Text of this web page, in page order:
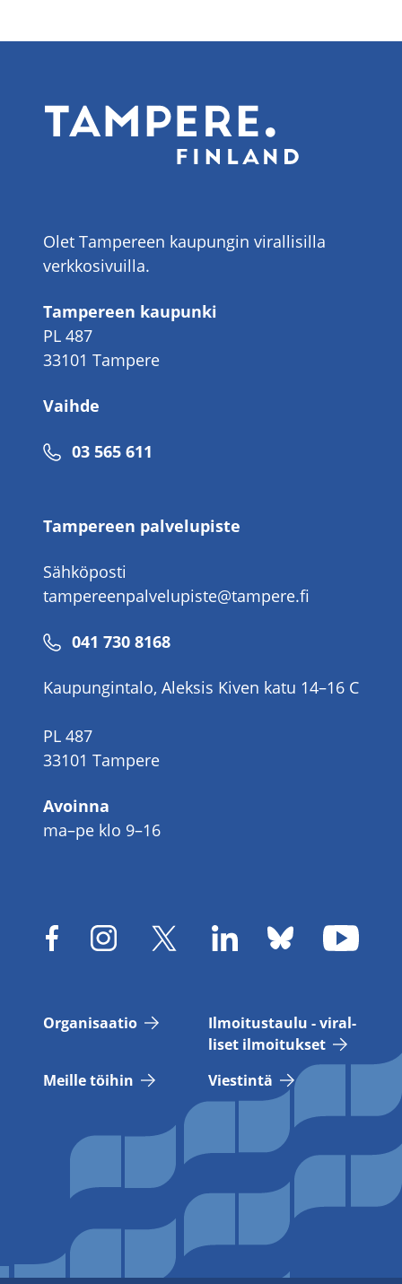
Olet Tampereen kaupungin virallisilla
verkkosivuilla.
Tampereen kaupunki
PL 487
33101 Tampere
Vaihde
Puhelinnumero
03 565 611
Tampereen palvelupiste
Sähköposti
tampereenpalvelupiste@tampere.fi
Puhelinnumero
041 730 8168
Kaupungintalo, Aleksis Kiven katu 14–16 C
PL 487
33101 Tampere
Avoinna
ma–pe klo 9–16
Or­ga­ni­saa­tio
Il­moi­tus­tau­lu - vi­ral­
li­set il­moi­tuk­set
Meil­le töi­hin
Vies­tin­tä